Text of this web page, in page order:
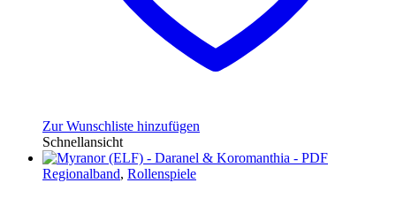
Zur Wunschliste hinzufügen
Schnellansicht
Regionalband, Rollenspiele